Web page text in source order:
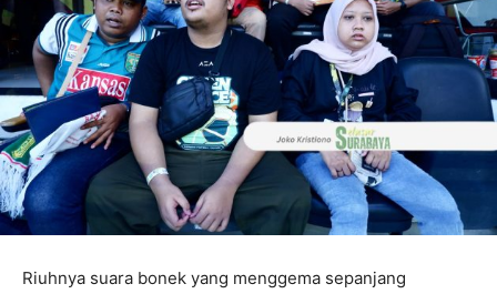
Riuhnya suara bonek yang menggema sepanjang